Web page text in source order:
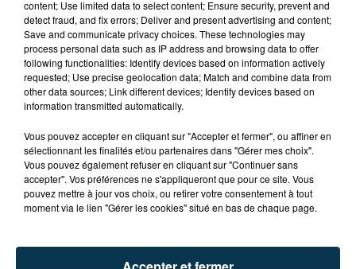
TITRES DIFFUSÉS
14h54
14h54 14h50
14h50
content; Use limited data to select content; Ensure security, prevent and
detect fraud, and fix errors; Deliver and present advertising and content;
Save and communicate privacy choices. These technologies may
process personal data such as IP address and browsing data to offer
following functionalities: Identify devices based on information actively
requested; Use precise geolocation data; Match and combine data from
other data sources; Link different devices; Identify devices based on
information transmitted automatically.
Vous pouvez accepter en cliquant sur "Accepter et fermer", ou affiner en
sélectionnant les finalités et/ou partenaires dans "Gérer mes choix".
Vous pouvez également refuser en cliquant sur "Continuer sans
accepter". Vos préférences ne s'appliqueront que pour ce site. Vous
pouvez mettre à jour vos choix, ou retirer votre consentement à tout
moment via le lien "Gérer les cookies" situé en bas de chaque page.